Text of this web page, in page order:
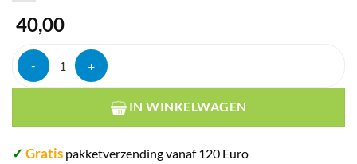
40,00
Topanito tequila blanco tequila 40% 70cl aantal
IN WINKELWAGEN
✓ Gratis pakketverzending vanaf 120 Euro